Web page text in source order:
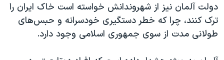
دولت آلمان نیز از شهروندانش خواسته است خاک ایران را
ترک کنند، چرا که خطر دستگیری خودسرانه و حبس‌های
طولانی مدت از سوی جمهوری اسلامی وجود دارد.